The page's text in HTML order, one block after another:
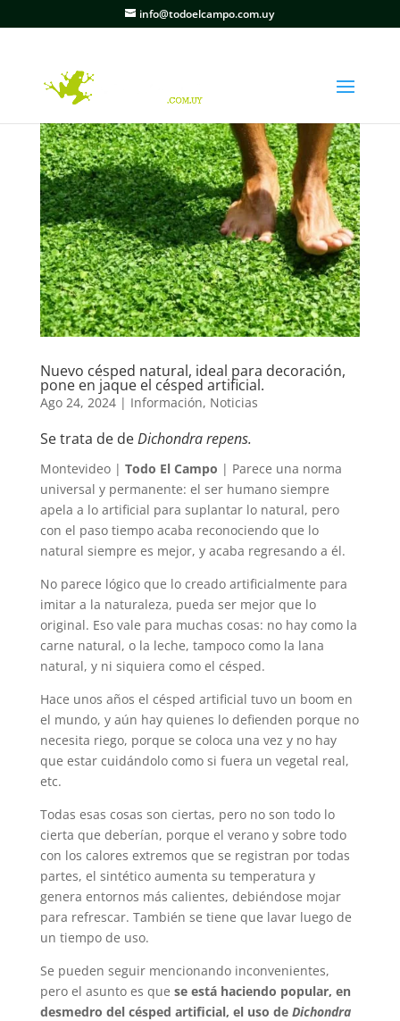
info@todoelcampo.com.uy
Nuevo césped natural, ideal para decoración,
pone en jaque el césped artificial.
Ago 24, 2024| Información, Noticias
Se trata de deDichondra repens.
Montevideo | Todo El Campo | Parece una norma
universal y permanente: el ser humano siempre
apela a lo artificial para suplantar lo natural, pero
con el paso tiempo acaba reconociendo que lo
natural siempre es mejor, y acaba regresando a él.
No parece lógico que lo creado artificialmente para
imitar a la naturaleza, pueda ser mejor que lo
original. Eso vale para muchas cosas: no hay como la
carne natural, o la leche, tampoco como la lana
natural, y ni siquiera como el césped.
Hace unos años el césped artificial tuvo un boom en
el mundo, y aún hay quienes lo defienden porque no
necesita riego, porque se coloca una vez y no hay
que estar cuidándolo como si fuera un vegetal real,
etc.
Todas esas cosas son ciertas, pero no son todo lo
cierta que deberían, porque el verano y sobre todo
con los calores extremos que se registran por todas
partes, el sintético aumenta su temperatura y
genera entornos más calientes, debiéndose mojar
para refrescar. También se tiene que lavar luego de
un tiempo de uso.
Se pueden seguir mencionando inconvenientes,
pero el asunto es que se está haciendo popular, en
desmedro del césped artificial, el uso de Dichondra